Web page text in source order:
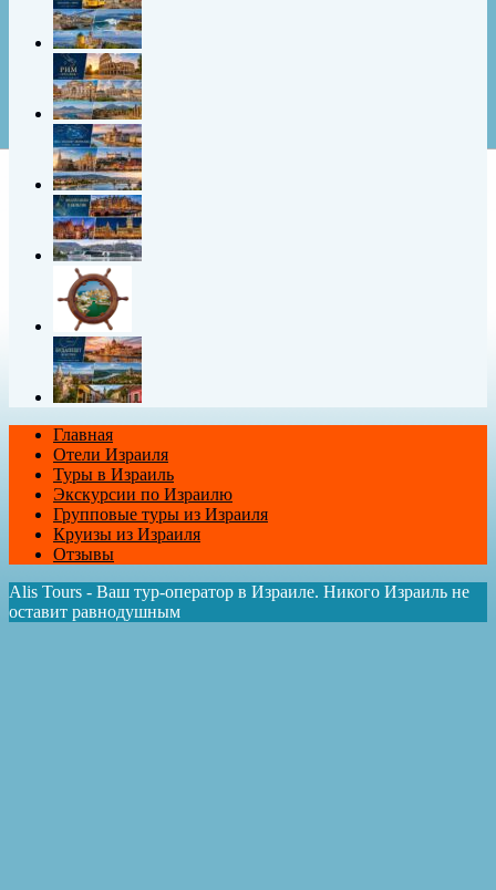
Главная
Отели Израиля
Туры в Израиль
Экскурсии по Израилю
Групповые туры из Израиля
Круизы из Израиля
Отзывы
Alis Tours - Ваш тур-оператор в Израиле. Никого Израиль не
оставит равнодушным